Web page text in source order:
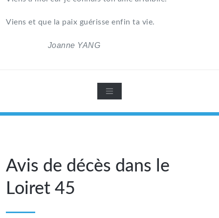
Viens et que la paix guérisse enfin ta vie.
Joanne YANG
Avis de décès dans le
Loiret 45